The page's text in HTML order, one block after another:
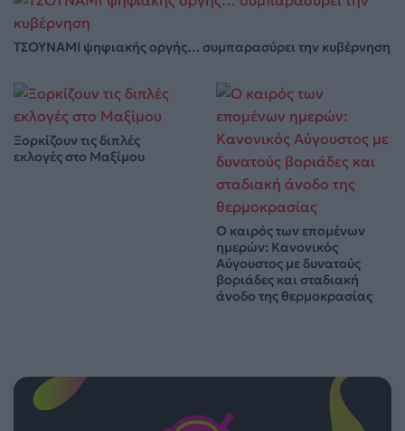
ΤΣΟΥΝΑΜΙ ψηφιακής οργής… συμπαρασύρει την κυβέρνηση
Ξορκίζουν τις διπλές
εκλογές στο Μαξίμου
Ο καιρός των επομένων
ημερών: Κανονικός
Αύγουστος με δυνατούς
βοριάδες και σταδιακή
άνοδο της θερμοκρασίας